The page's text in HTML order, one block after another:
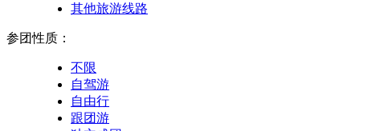
其他旅游线路
参团性质：
不限
自驾游
自由行
跟团游